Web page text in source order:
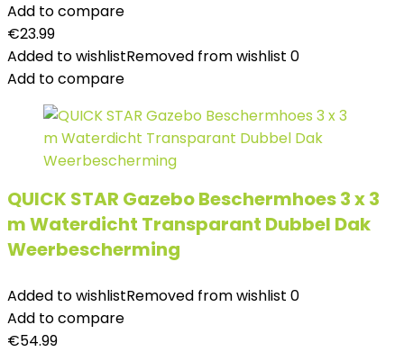
Add to compare
€23.99
Added to wishlistRemoved from wishlist 0
Add to compare
QUICK STAR Gazebo Beschermhoes 3 x 3
m Waterdicht Transparant Dubbel Dak
Weerbescherming
Added to wishlistRemoved from wishlist 0
Add to compare
€54.99